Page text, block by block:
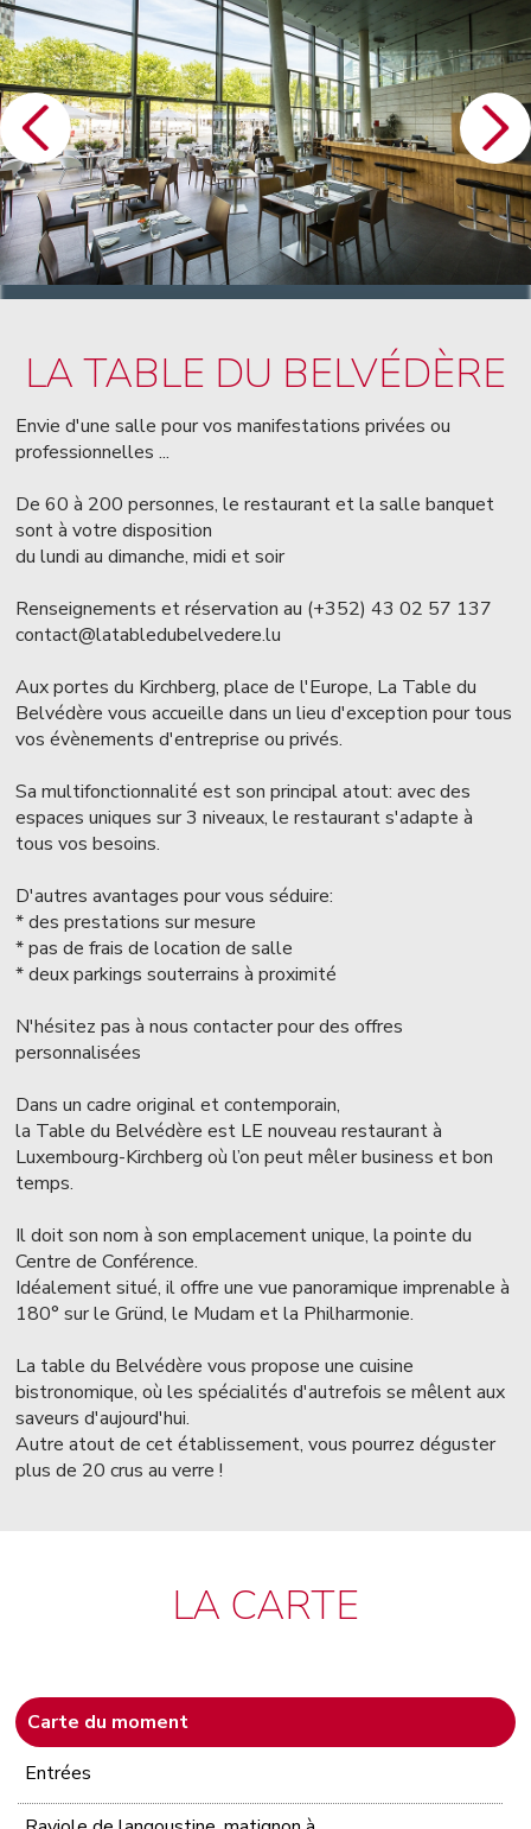
LA TABLE DU BELVÉDÈRE
Envie d'une salle pour vos manifestations privées ou
professionnelles ...
De 60 à 200 personnes, le restaurant et la salle banquet
sont à votre disposition
du lundi au dimanche, midi et soir
Renseignements et réservation au (+352) 43 02 57 137
contact@latabledubelvedere.lu
Aux portes du Kirchberg, place de l'Europe, La Table du
Belvédère vous accueille dans un lieu d'exception pour tous
vos évènements d'entreprise ou privés.
Sa multifonctionnalité est son principal atout: avec des
espaces uniques sur 3 niveaux, le restaurant s'adapte à
tous vos besoins.
D'autres avantages pour vous séduire:
* des prestations sur mesure
* pas de frais de location de salle
* deux parkings souterrains à proximité
N'hésitez pas à nous contacter pour des offres
personnalisées
Dans un cadre original et contemporain,
la Table du Belvédère est LE nouveau restaurant à
Luxembourg-Kirchberg où l’on peut mêler business et bon
temps.
Il doit son nom à son emplacement unique, la pointe du
Centre de Conférence.
Idéalement situé, il offre une vue panoramique imprenable à
180° sur le Gründ, le Mudam et la Philharmonie.
La table du Belvédère vous propose une cuisine
bistronomique, où les spécialités d'autrefois se mêlent aux
saveurs d'aujourd'hui.
Autre atout de cet établissement, vous pourrez déguster
plus de 20 crus au verre !
LA CARTE
Carte du moment
Entrées